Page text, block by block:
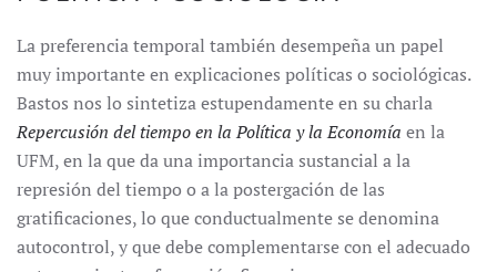
La preferencia temporal también desempeña un papel
muy importante en explicaciones políticas o sociológicas.
Bastos nos lo sintetiza estupendamente en su charla
Repercusión del tiempo en la Política y la Economía en la
UFM, en la que da una importancia sustancial a la
represión del tiempo o a la postergación de las
gratificaciones, lo que conductualmente se denomina
autocontrol, y que debe complementarse con el adecuado